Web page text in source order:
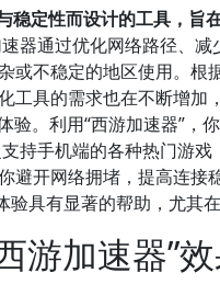
稳定性而设计的工具，旨
器通过优化网络路径、
或不稳定的地区使用。根
工具的需求也在不断增加，
。利用“西游加速器”，
持手机端的各种热门游
开网络拥堵，提高连接
具有显著的帮助，尤其
游加速器”